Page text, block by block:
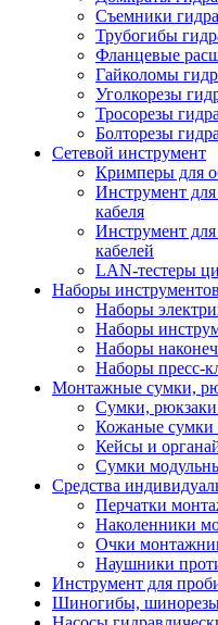
Съемники
Трубогибы
Фланцевые
Гайколомы
Уголкорезы
Тросорезы
Болторезы
Сетевой инструмент
Кримперы для
Инструмент для
кабеля
Инструмент
кабелей
LAN-тестеры
Наборы инструментов
Наборы
Наборы
Наборы
Наборы пресс-
Монтажные сумки,
Сумки, рюкзаки
Кожаные сумки
Кейсы и
Сумки
Средства
Перчатки
Наколенники
Очки
Наушники
Инструмент для
Шиногибы,